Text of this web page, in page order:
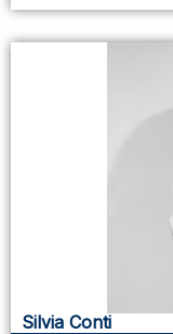
Silvia Conti